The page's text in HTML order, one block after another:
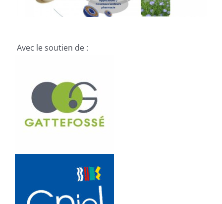
Avec le soutien de :